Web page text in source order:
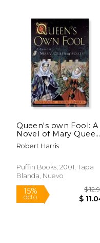
15%
dcto.
Queen's own Fool: A
Novel of Mary Queen
of Scots (Stuart
Quartet) (en Inglés)
Robert Harris
Puffin Books, 2001, Tapa
Blanda, Nuevo